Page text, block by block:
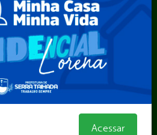
da Mulher – SEMU
de Administração – SAD
de Agricultura e Recursos Hídricos –
de Agricultura Familiar – SEMAF
de Educação – SEST
de Esporte e Lazer – SEMEL
de Finanças – SECFIN
de Meio Ambiente – SEMAAcessar